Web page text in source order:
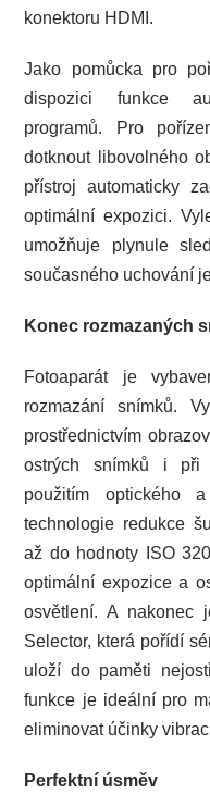
konektoru HDMI.
Jako pomůcka pro
dispozici funkce
programů. Pro
dotknout libovolného
přístroj automaticky
optimální expozici.
umožňuje plynule
současného uchování
Konec rozmazaných
Fotoaparát je
rozmazání snímků.
prostřednictvím
ostrých snímků i při
použitím optického
technologie redukce
až do hodnoty ISO
optimální expozice a
osvětlení. A nakonec
Selector, která pořídí
uloží do paměti
funkce je ideální pro
eliminovat účinky
Perfektní úsměv